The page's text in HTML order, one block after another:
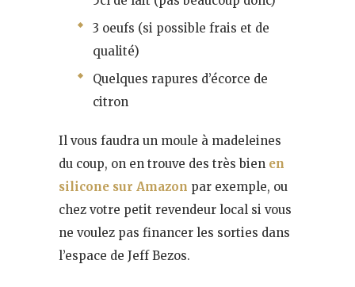
3 oeufs (si possible frais et de
qualité)
Quelques rapures d’écorce de
citron
Il vous faudra un moule à madeleines
du coup, on en trouve des très bien en
silicone sur Amazon par exemple, ou
chez votre petit revendeur local si vous
ne voulez pas financer les sorties dans
l’espace de Jeff Bezos.